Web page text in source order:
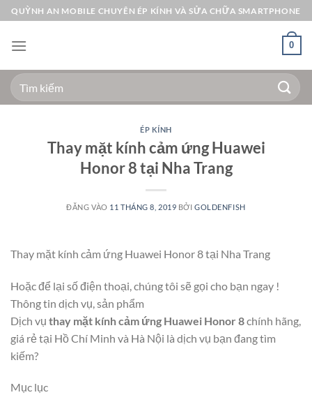
Bỏ
qua
nội
QUỲNH AN MOBILE CHUYÊN ÉP KÍNH VÀ SỬA CHỮA SMARTPHONE
0
Tìm
kiếm:
ÉP KÍNH
Thay mặt kính cảm ứng Huawei
Honor 8 tại Nha Trang
ĐĂNG VÀO 11 THÁNG 8, 2019 BỞIGOLDENFISH
Thay mặt kính cảm ứng Huawei Honor 8 tại Nha Trang
Hoặc để lại số điện thoại, chúng tôi sẽ gọi cho bạn ngay !
Thông tin dịch vụ, sản phẩm
Dịch vụ thay mặt kính cảm ứng Huawei Honor 8chính hãng,
giá rẻ tại Hồ Chí Minh và Hà Nội là dịch vụ bạn đang tìm
kiếm?
Mục lục